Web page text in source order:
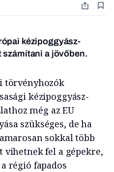
kézipoggyász-
a jövőben.
törvényhozók
kézipoggyász-
még az EU
szükséges, de ha
sokkal több
vihetnek fel a gépekre,
régió fapados